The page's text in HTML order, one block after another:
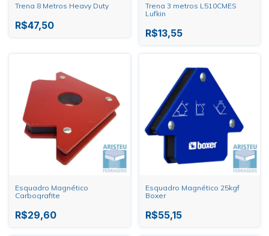
Trena 8 Metros Heavy Duty
R$47,50
Trena 3 metros L510CMES
Lufkin
R$13,55
Esquadro Magnético
Carbografite
R$29,60
Esquadro Magnético 25kgf
Boxer
R$55,15